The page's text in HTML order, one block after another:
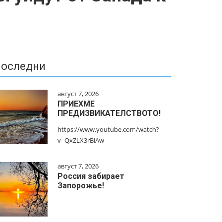
август 7, 2026
ПРИЕХМЕ
ПРЕДИЗВИКАТЕЛСТВОТО!
https://www.youtube.com/watch?
v=QxZLX3rBiAw
август 7, 2026
Россия забирает
Запорожье!